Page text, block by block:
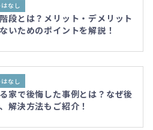
なし
段とは？メリット・デメリット
いためのポイントを解説！
なし
家で後悔した事例とは？なぜ後
解決方法もご紹介！